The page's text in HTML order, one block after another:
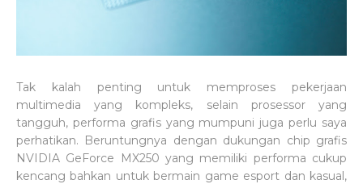
Tak kalah penting untuk memproses pekerjaan
multimedia yang kompleks, selain prosessor yang
tangguh, performa grafis yang mumpuni juga perlu saya
perhatikan. Beruntungnya dengan dukungan chip grafis
NVIDIA GeForce MX250 yang memiliki performa cukup
kencang bahkan untuk bermain game esport dan kasual,